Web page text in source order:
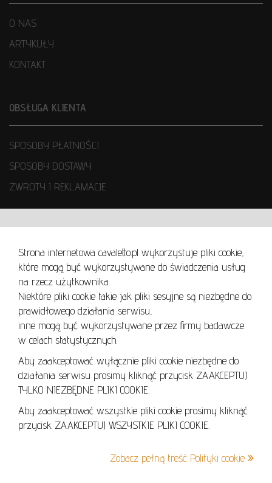
Strona internetowa cavaletto.pl wykorzystuje pliki cookie,
które mogą być wykorzystywane do świadczenia usług
na rzecz użytkownika.
Niektóre pliki cookie takie jak pliki sesyjne są niezbędne do
prawidłowego działania serwisu,
inne mogą być wykorzystywane przez firmy badawcze
w celach statystycznych.
Aby zaakceptować wyłącznie pliki cookie niezbędne do
działania serwisu prosimy kliknąć przycisk ZAAKCEPTUJ
TYLKO NIEZBĘDNE PLIKI COOKIE.
Aby zaakceptować wszystkie pliki cookie prosimy kliknąć
przycisk ZAAKCEPTUJ WSZYSTKIE PLIKI COOKIE.
Zobacz pełną treść Polityki cookie
O NAS
ARTYKUŁY
KONTAKT
OBSŁUGA KLIENTA
SPOSOBY PŁATNOŚCI
SPOSOBY DOSTAWY
ZWROTY I REKLAMACJE
REGULAMIN
REGULAMIN AUKCJI
POLITYKA PRYWATNOŚCI
POLITYKA COOKIES
+48 605 240 157